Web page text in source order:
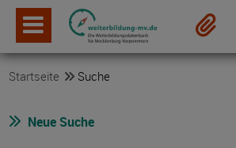
Startseite Suche
Neue Suche